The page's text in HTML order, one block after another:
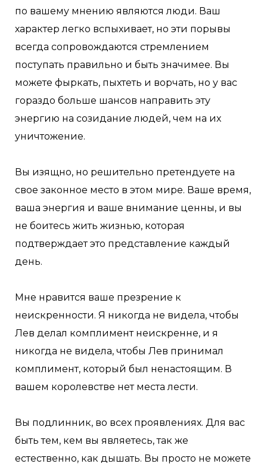
по вашему мнению являются люди. Ваш
характер легко вспыхивает, но эти порывы
всегда сопровождаются стремлением
поступать правильно и быть значимее. Вы
можете фыркать, пыхтеть и ворчать, но у вас
гораздо больше шансов направить эту
энергию на созидание людей, чем на их
уничтожение.
Вы изящно, но решительно претендуете на
свое законное место в этом мире. Ваше время,
ваша энергия и ваше внимание ценны, и вы
не боитесь жить жизнью, которая
подтверждает это представление каждый
день.
Мне нравится ваше презрение к
неискренности. Я никогда не видела, чтобы
Лев делал комплимент неискренне, и я
никогда не видела, чтобы Лев принимал
комплимент, который был ненастоящим. В
вашем королевстве нет места лести.
Вы подлинник, во всех проявлениях. Для вас
быть тем, кем вы являетесь, так же
естественно, как дышать. Вы просто не можете